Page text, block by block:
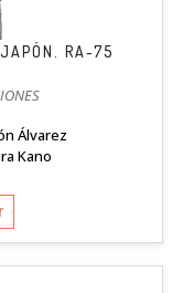
RA-75
Álvarez
Kano